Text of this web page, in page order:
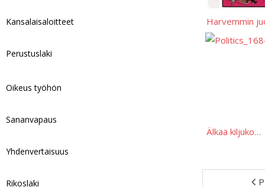
Harvemmin
Älkää kiljuko…
Kansalaisaloitteet
Perustuslaki
Oikeus työhön
Sananvapaus
Yhdenvertaisuus
Rikoslaki